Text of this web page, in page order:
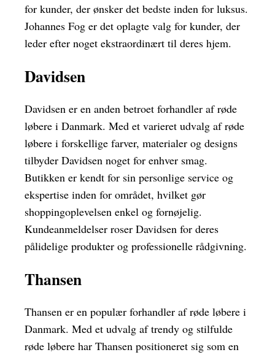
for kunder, der ønsker det bedste inden for luksus.
Johannes Fog er det oplagte valg for kunder, der
leder efter noget ekstraordinært til deres hjem.
Davidsen
Davidsen er en anden betroet forhandler af røde
løbere i Danmark. Med et varieret udvalg af røde
løbere i forskellige farver, materialer og designs
tilbyder Davidsen noget for enhver smag.
Butikken er kendt for sin personlige service og
ekspertise inden for området, hvilket gør
shoppingoplevelsen enkel og fornøjelig.
Kundeanmeldelser roser Davidsen for deres
pålidelige produkter og professionelle rådgivning.
Thansen
Thansen er en populær forhandler af røde løbere i
Danmark. Med et udvalg af trendy og stilfulde
røde løbere har Thansen positioneret sig som en